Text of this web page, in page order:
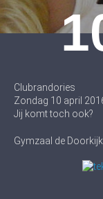
Clubrandories
Zondag 10 april
Jij komt toch ook?
Gymzaal de